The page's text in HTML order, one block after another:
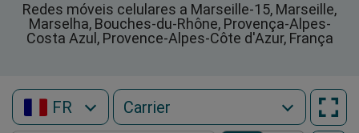
Redes móveis celulares a Marseille-15, Marseille,
Marselha, Bouches-du-Rhône, Provença-Alpes-
Costa Azul, Provence-Alpes-Côte d'Azur, França
FR